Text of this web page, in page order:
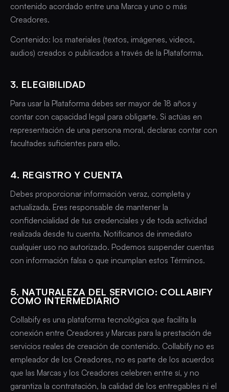
contenido acordado entre una Marca y uno o más
Creadores.
Contenido: los materiales (textos, imágenes, videos,
audios) creados o publicados a través de la Plataforma.
3. ELEGIBILIDAD
Para usar la Plataforma debes ser mayor de 18 años y
contar con capacidad legal para obligarte. Si actúas en
representación de una persona moral, declaras contar con
facultades suficientes para ello.
4. REGISTRO Y CUENTA
Debes proporcionar información veraz, completa y
actualizada. Eres responsable de mantener la
confidencialidad de tus credenciales y de toda actividad
realizada desde tu cuenta. Notifícanos de inmediato
cualquier uso no autorizado. Podemos suspender cuentas
con información falsa o que incumplan estos Términos.
5. NATURALEZA DEL SERVICIO: COLLABIFY
COMO INTERMEDIARIO
Collabify es una plataforma tecnológica que facilita la
conexión entre Creadores y Marcas para la prestación de
servicios reales de creación de contenido. Collabify no es
empleador de los Creadores, no es parte de los acuerdos
que las Marcas y los Creadores celebren entre sí, y no
garantiza la contratación, la calidad de los entregables ni el